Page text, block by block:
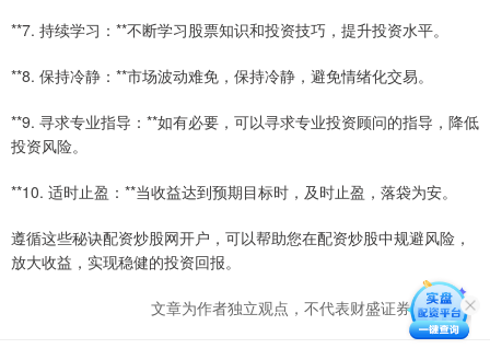
**7. 持续学习：**不断学习股票知识和投资技巧，提升投资水平。
**8. 保持冷静：**市场波动难免，保持冷静，避免情绪化交易。
**9. 寻求专业指导：**如有必要，可以寻求专业投资顾问的指导，降低
投资风险。
**10. 适时止盈：**当收益达到预期目标时，及时止盈，落袋为安。
遵循这些秘诀配资炒股网开户，可以帮助您在配资炒股中规避风险，
放大收益，实现稳健的投资回报。
文章为作者独立观点，不代表财盛证券app观点